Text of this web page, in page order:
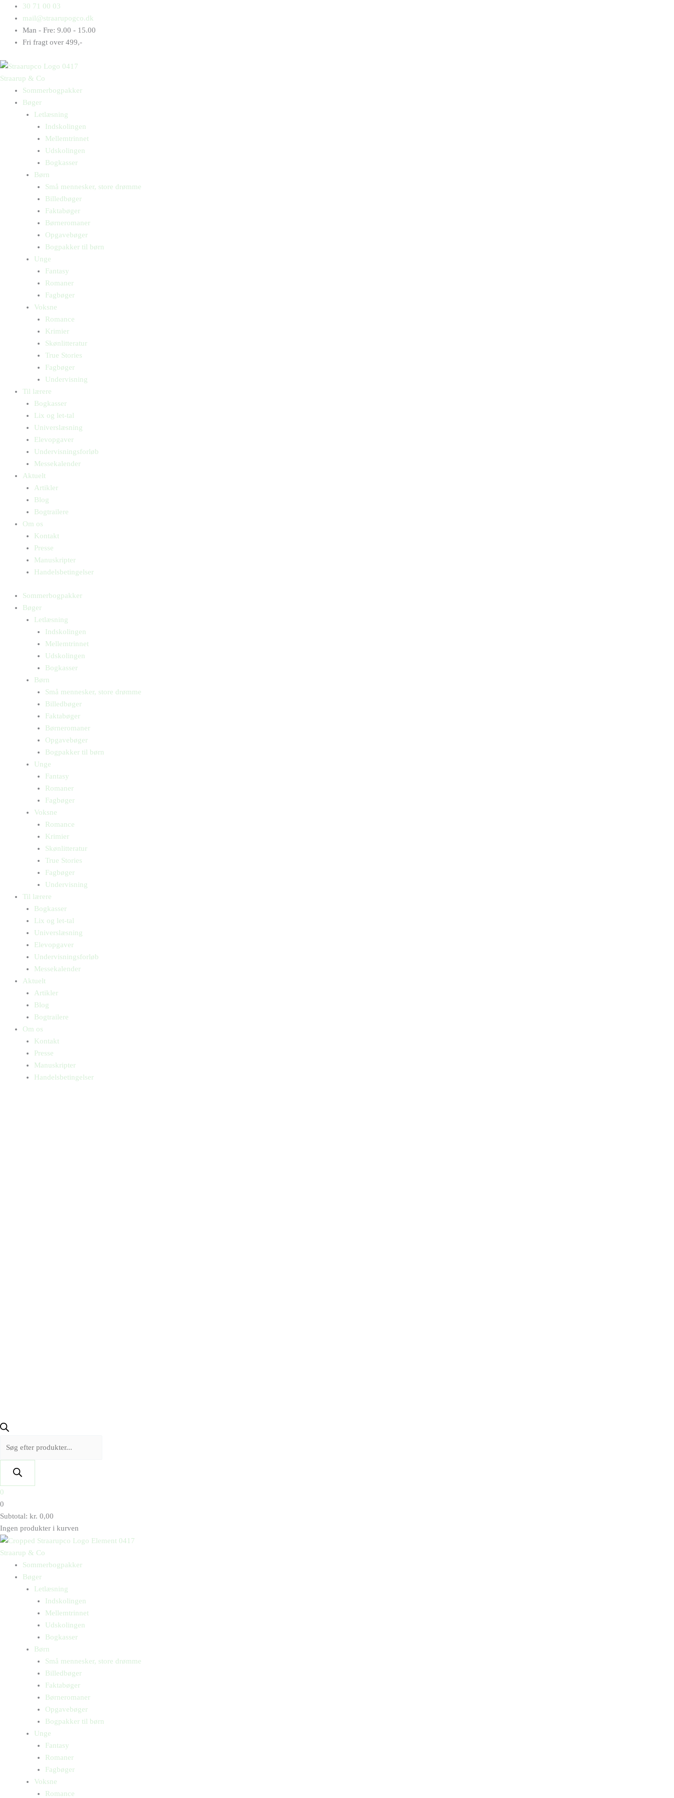
indholdet
30 71 00 03
mail@straarupogco.dk
Man - Fre: 9.00 - 15.00
Fri fragt over 499,-
Straarup & Co
Sommerbogpakker
Bøger
Letlæsning
Indskolingen
Mellemtrinnet
Udskolingen
Bogkasser
Børn
Små mennesker, store drømme
Billedbøger
Faktabøger
Børneromaner
Opgavebøger
Bogpakker til børn
Unge
Fantasy
Romaner
Fagbøger
Voksne
Romance
Krimier
Skønlitteratur
True Stories
Fagbøger
Undervisning
Til lærere
Bogkasser
Lix og let-tal
Universlæsning
Elevopgaver
Undervisningsforløb
Messekalender
Aktuelt
Artikler
Blog
Bogtrailere
Om os
Kontakt
Presse
Manuskripter
Handelsbetingelser
Sommerbogpakker
Bøger
Letlæsning
Indskolingen
Mellemtrinnet
Udskolingen
Bogkasser
Børn
Små mennesker, store drømme
Billedbøger
Faktabøger
Børneromaner
Opgavebøger
Bogpakker til børn
Unge
Fantasy
Romaner
Fagbøger
Voksne
Romance
Krimier
Skønlitteratur
True Stories
Fagbøger
Undervisning
Til lærere
Bogkasser
Lix og let-tal
Universlæsning
Elevopgaver
Undervisningsforløb
Messekalender
Aktuelt
Artikler
Blog
Bogtrailere
Om os
Kontakt
Presse
Manuskripter
Handelsbetingelser
Products
search
0
0
Subtotal: kr. 0,00
Ingen produkter i kurven
Straarup & Co
Sommerbogpakker
Bøger
Letlæsning
Indskolingen
Mellemtrinnet
Udskolingen
Bogkasser
Børn
Små mennesker, store drømme
Billedbøger
Faktabøger
Børneromaner
Opgavebøger
Bogpakker til børn
Unge
Fantasy
Romaner
Fagbøger
Voksne
Romance
Products
search